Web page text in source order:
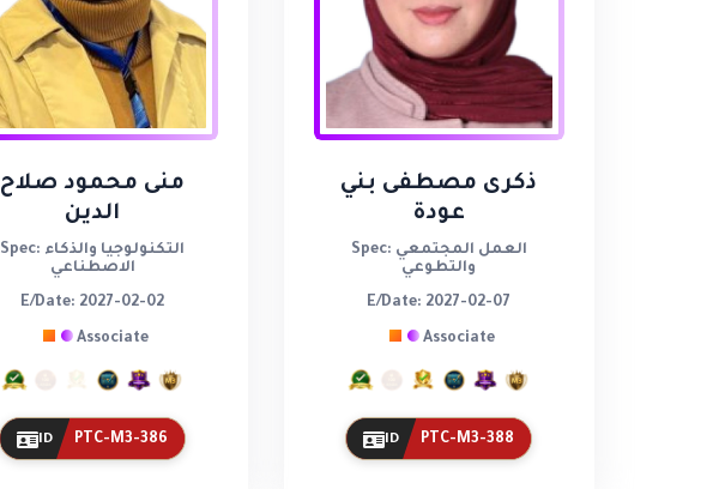
ذكرى مصطفى بني
عودة
Spec: العمل المجتمعي
والتطوعي
E/Date: 2027-02-07
Associate
ID PTC-M3-388
منى محمود صلاح
الدين
Spec: التكنولوجيا والذكاء
الاصطناعي
E/Date: 2027-02-02
Associate
ID PTC-M3-386